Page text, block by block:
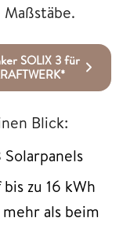
SOLIX 3 für
Blick:
bis zu 16 kWh
als beim